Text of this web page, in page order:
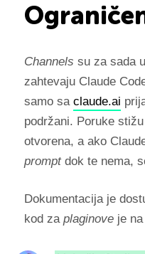
Channels su za sada
zahtevaju Claude
samo sa claude.ai
podržani. Poruke
otvorena, a ako
promptdok te nema,
Dokumentacija je
kod za plaginoveje na